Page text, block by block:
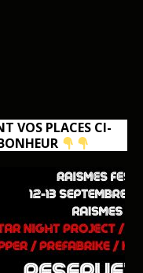
VOS PLACES CI-